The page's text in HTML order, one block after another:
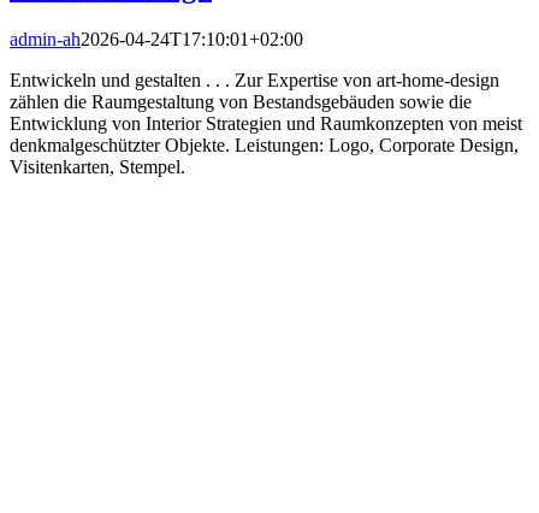
admin-ah2026-04-24T17:10:01+02:00
Entwickeln und gestalten . . . Zur Expertise von art-home-design
zählen die Raumgestaltung von Bestandsgebäuden sowie die
Entwicklung von Interior Strategien und Raumkonzepten von meist
denkmalgeschützter Objekte. Leistungen: Logo, Corporate Design,
Visitenkarten, Stempel.